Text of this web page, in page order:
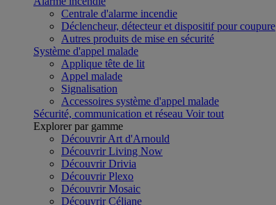
Centrale d'alarme incendie
Déclencheur, détecteur et dispositif pour coupure
Autres produits de mise en sécurité
Système d'appel malade
Applique tête de lit
Appel malade
Signalisation
Accessoires système d'appel malade
Sécurité, communication et réseau Voir tout
Explorer par gamme
Découvrir Art d'Arnould
Découvrir Living Now
Découvrir Drivia
Découvrir Plexo
Découvrir Mosaic
Découvrir Céliane